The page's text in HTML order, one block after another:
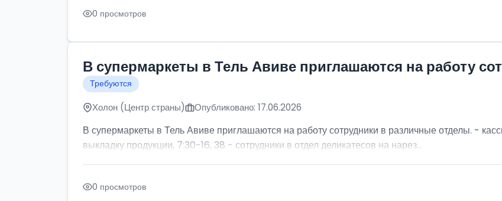
0 просмотров
В супермаркеты в Тель Авиве приглашаются на работу
Требуются
Холон (Центр страны) Опубликовано: 17.06.2026
В супермаркеты в Тель Авиве приглашаются на работу сотрудники в различные отделы. -
выкладку продукции, 7:30-16, 38 - сотрудники в отдел деликатесов на нарез...
0 просмотров